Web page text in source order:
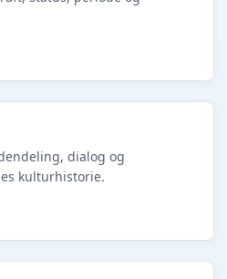
dialog og
kulturhistorie.